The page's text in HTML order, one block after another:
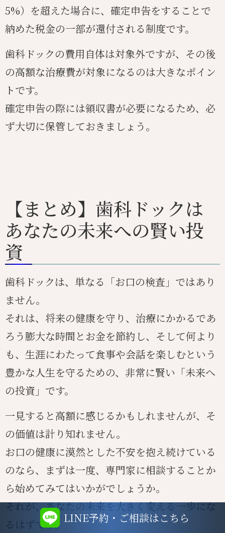
5%）を超えた場合に、確定申告をすることで
納めた税金の一部が還付される制度です。
歯科ドックの費用自体は対象外ですが、その後
の高額な治療費が対象になるのは大きなポイン
トです。
確定申告の際には領収書が必要になるため、必
ず大切に保管しておきましょう。
【まとめ】歯科ドックは
あなたの未来への賢い投
資
歯科ドックは、単なる「お口の検査」ではあり
ません。
それは、将来の健康を守り、治療にかかるであ
ろう膨大な時間とお金を節約し、そして何より
も、生涯にわたって食事や会話を楽しむという
豊かな人生を守るための、非常に賢い「未来へ
の投資」です。
一見すると高額に感じるかもしれませんが、そ
の価値は計り知れません。
お口の健康に漠然とした不安を抱え続けている
のなら、まずは一度、専門家に相談することか
ら始めてみてはいかがでしょうか。
それが、あなたの未来を大きく変える一歩にな
るはずです。LINE予約・ご相談はこちら